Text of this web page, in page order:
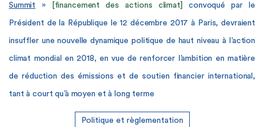
Summit » [financement des actions climat]convoqué par le
Président de la République le 12 décembre 2017 à Paris, devraient
insuffler une nouvelle dynamique politique de haut niveau à l’action
climat mondial en 2018, en vue de renforcer l’ambition en matière
de réduction des émissions et de soutien financier international,
tant à court qu’à moyen et à long terme
Politique et règlementation